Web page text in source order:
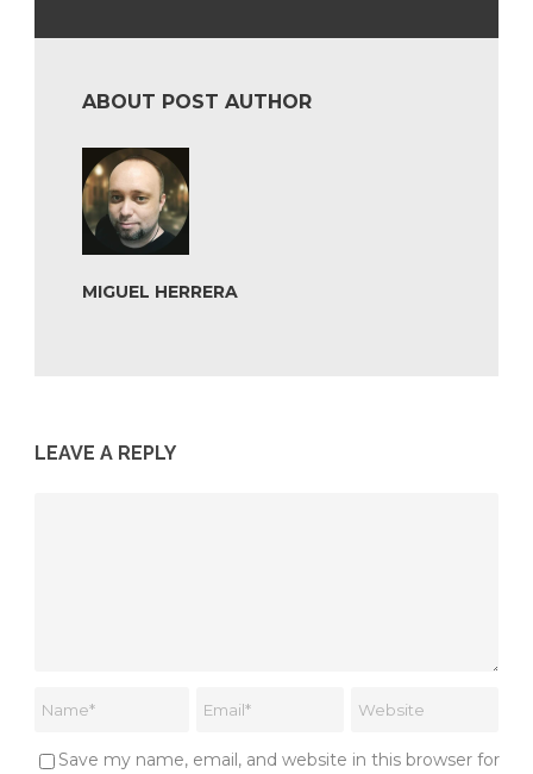
ABOUT POST AUTHOR
MIGUEL HERRERA
LEAVE A REPLY
Save my name, email, and website in this browser for